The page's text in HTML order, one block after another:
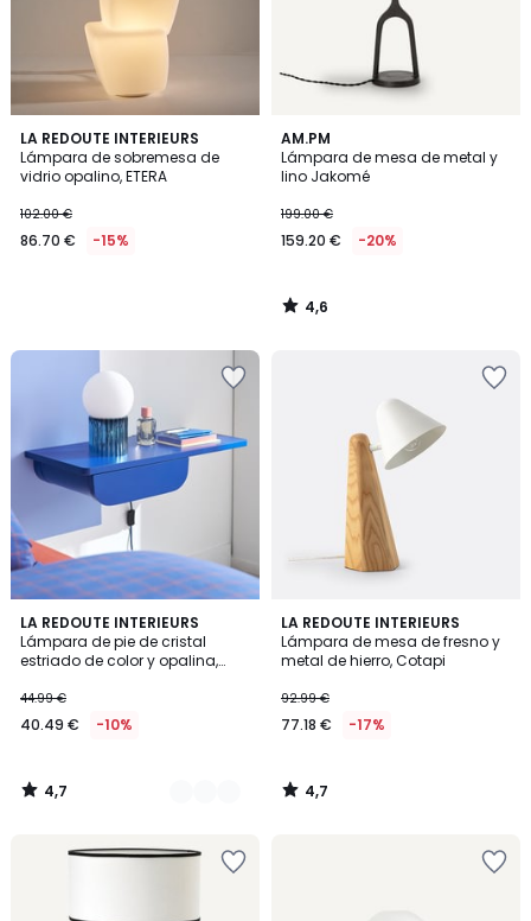
LA REDOUTE INTERIEURS
Lámpara de sobremesa de
vidrio opalino, ETERA
102.00 €
86.70 € -15%
AM.PM
Lámpara de mesa de metal y
lino Jakomé
199.00 €
159.20 € -20%
4,6
/ 5
4,6
/
LA REDOUTE INTERIEURS
Lámpara de pie de cristal
estriado de color y opalina,
44.99 €
40.49 € -10%
4,7
/ 5
3
Colores
4,7
/
LA REDOUTE INTERIEURS
Lámpara de mesa de fresno y
metal de hierro, Cotapi
92.99 €
77.18 € -17%
4,7
/ 5
4,7
/